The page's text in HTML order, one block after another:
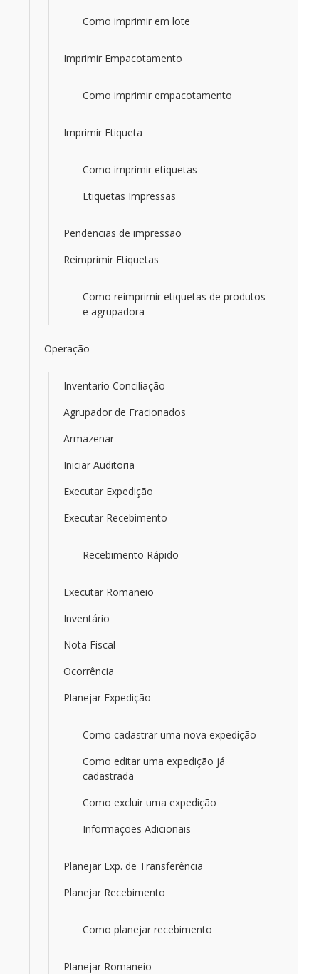
Como imprimir em lote
Imprimir Empacotamento
Como imprimir empacotamento
Imprimir Etiqueta
Como imprimir etiquetas
Etiquetas Impressas
Pendencias de impressão
Reimprimir Etiquetas
Como reimprimir etiquetas de produtos
e agrupadora
Operação
Inventario Conciliação
Agrupador de Fracionados
Armazenar
Iniciar Auditoria
Executar Expedição
Executar Recebimento
Recebimento Rápido
Executar Romaneio
Inventário
Nota Fiscal
Ocorrência
Planejar Expedição
Como cadastrar uma nova expedição
Como editar uma expedição já
cadastrada
Como excluir uma expedição
Informações Adicionais
Planejar Exp. de Transferência
Planejar Recebimento
Como planejar recebimento
Planejar Romaneio